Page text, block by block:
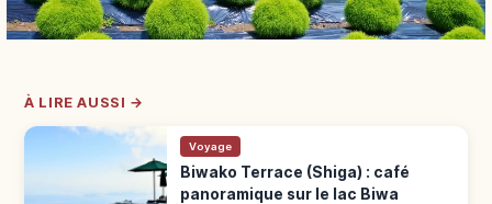
À LIRE AUSSI →
Voyage
Biwako Terrace (Shiga) : café
panoramique sur le lac Biwa